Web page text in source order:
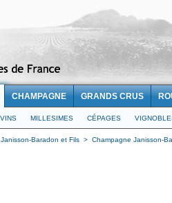
CHAMPAGNE GRANDS CRUS
MILLESIMES CÉPAGES
Baradon et Fils > Champagne Janisson-